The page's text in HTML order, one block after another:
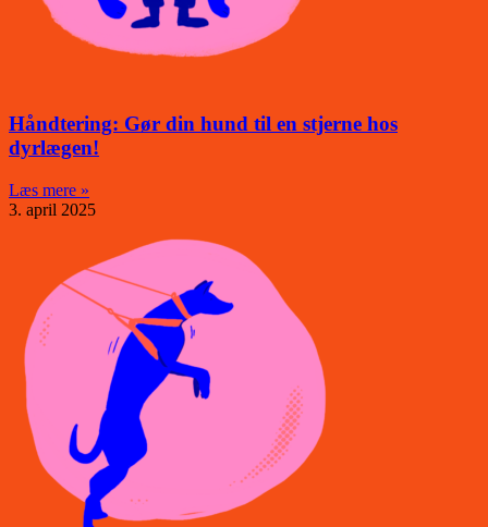
Håndtering: Gør din hund til en stjerne hos
dyrlægen!
Læs mere »
3. april 2025